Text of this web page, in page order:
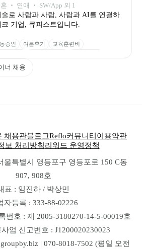
‧ 연애 ‧ SW/App 외 1
술로 사람과 사람, 사람과 AI를 연결하
기업, 큐피스트입니다.
승인 여름휴가
교육훈련비
원 건강검진 지원
너 채용
채용관블로그Reflo커뮤니티 이용약관
보 처리방침리워드 운영정책
울특별시 영등포구 영등포로 150 C동
907, 908호
표 : 임진하 / 박상민
자등록 : 333-88-02226
번호 : 제 2005-3180270-14-5-00019호
업 신고번호 : J1200020230023
| 070-8018-7502 (평일 오전